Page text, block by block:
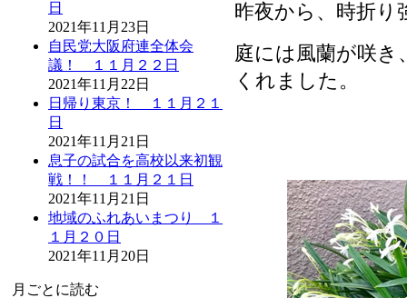
日
2021年11月23日
自民党大阪府連全体会
議！ １１月２２日
2021年11月22日
日帰り東京！ １１月２１
日
2021年11月21日
息子の試合を高校以来初観
戦！！ １１月２１日
2021年11月21日
地域のふれあいまつり １
１月２０日
2021年11月20日
月ごとに読む
昨夜から、時折り
庭には風蘭が咲
くれました。